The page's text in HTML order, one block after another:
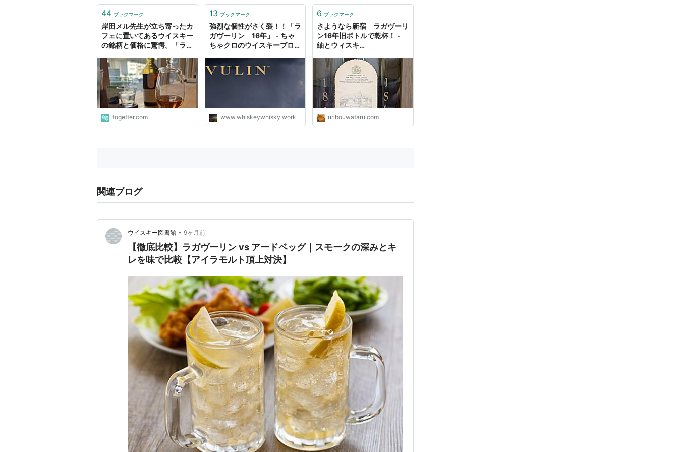
44 ブックマーク
岸田メル先生が立ち寄ったカ
フェに置いてあるウイスキー
の銘柄と価格に驚愕。「ラガ
togetter.com
13 ブックマーク
強烈な個性がさく裂！！「ラ
ガヴーリン 16年」 - ちゃ
ちゃクロのウイスキーブロ
に合うウイスキーを探してま
す(*´з`)
www.whiskeywhisky.work
6 ブックマーク
さようなら新宿 ラガヴーリ
ン16年旧ボトルで乾杯！ -
紬とウィスキ
ウイ
スキーブログ
uribouwataru.com
関連ブログ
ウイスキー図書館 • 9ヶ月前
【徹底比較】ラガヴーリン vs アードベッグ｜スモークの深みとキ
レを味で比較【アイラモルト頂上対決】